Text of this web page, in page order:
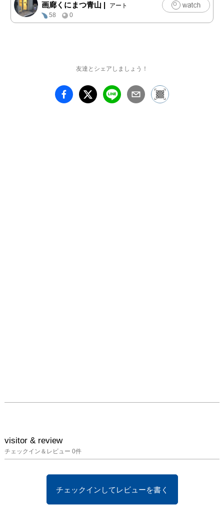
画廊くにまつ青山 |
アート
58
0
友達とシェアしましょう！
visitor & review
チェックイン＆レビュー 0件
チェックインしてレビューを書く